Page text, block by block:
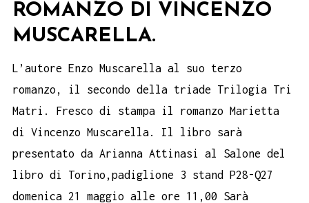
ROMANZO DI VINCENZO
MUSCARELLA.
L’autore Enzo Muscarella al suo terzo
romanzo, il secondo della triade Trilogia Tri
Matri. Fresco di stampa il romanzo Marietta
di Vincenzo Muscarella. Il libro sarà
presentato da Arianna Attinasi al Salone del
libro di Torino,padiglione 3 stand P28-Q27
domenica 21 maggio alle ore 11,00 Sarà